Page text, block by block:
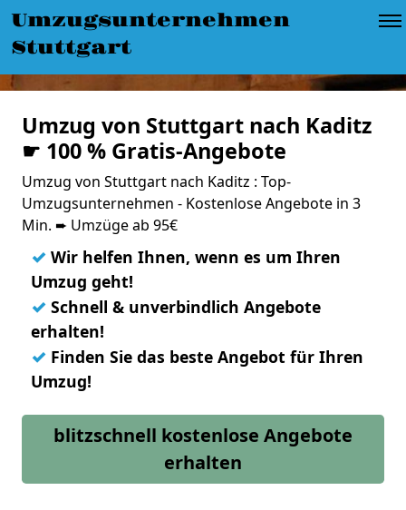
Umzugsunternehmen
Stuttgart
Umzug von Stuttgart nach Kaditz
☛ 100 % Gratis-Angebote
Umzug von Stuttgart nach Kaditz : Top-
Umzugsunternehmen - Kostenlose Angebote in 3
Min. ➨ Umzüge ab 95€
✓ Wir helfen Ihnen, wenn es um Ihren
Umzug geht!
✓ Schnell & unverbindlich Angebote
erhalten!
✓ Finden Sie das beste Angebot für Ihren
Umzug!
blitzschnell kostenlose Angebote
erhalten